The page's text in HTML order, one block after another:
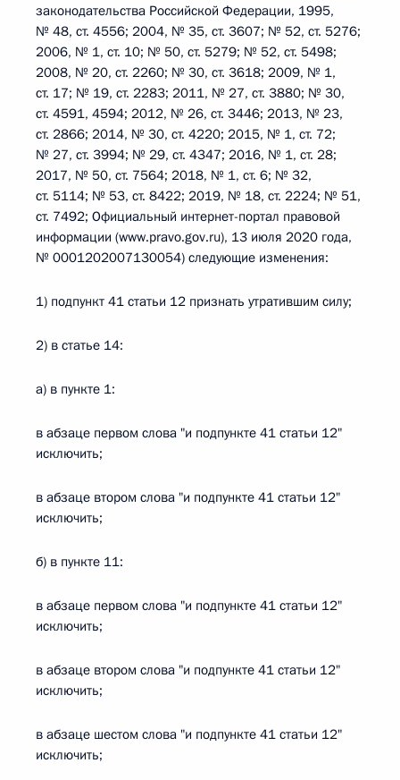
законодательства Российской Федерации, 1995,
№ 48, ст. 4556; 2004, № 35, ст. 3607; № 52, ст. 5276;
2006, № 1, ст. 10; № 50, ст. 5279; № 52, ст. 5498;
2008, № 20, ст. 2260; № 30, ст. 3618; 2009, № 1,
ст. 17; № 19, ст. 2283; 2011, № 27, ст. 3880; № 30,
ст. 4591, 4594; 2012, № 26, ст. 3446; 2013, № 23,
ст. 2866; 2014, № 30, ст. 4220; 2015, № 1, ст. 72;
№ 27, ст. 3994; № 29, ст. 4347; 2016, № 1, ст. 28;
2017, № 50, ст. 7564; 2018, № 1, ст. 6; № 32,
ст. 5114; № 53, ст. 8422; 2019, № 18, ст. 2224; № 51,
ст. 7492; Официальный интернет-портал правовой
информации (www.pravo.gov.ru), 13 июля 2020 года,
№ 0001202007130054) следующие изменения:
1) подпункт 41 статьи 12 признать утратившим силу;
2) в статье 14:
а) в пункте 1:
в абзаце первом слова "и подпункте 41 статьи 12"
исключить;
в абзаце втором слова "и подпункте 41 статьи 12"
исключить;
б) в пункте 11:
в абзаце первом слова "и подпункте 41 статьи 12"
исключить;
в абзаце втором слова "и подпункте 41 статьи 12"
исключить;
в абзаце шестом слова "и подпункте 41 статьи 12"
исключить;